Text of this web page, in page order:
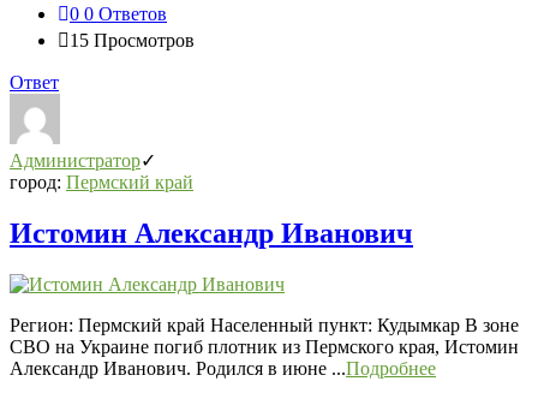
0 0 Ответов
15 Просмотров
Ответ
Администратор
город: Пермский край
Истомин Александр Иванович
Регион: Пермский край Населенный пункт: Кудымкар В зоне
СВО на Украине погиб плотник из Пермского края, Истомин
Александр Иванович. Родился в июне ...Подробнее